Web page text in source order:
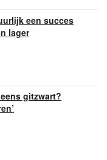
een succes
lager
gitzwart?